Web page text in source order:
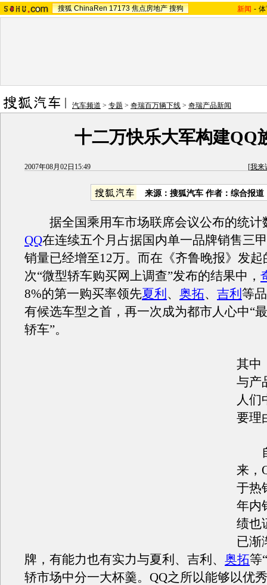
搜狐 ChinaRen 17173 焦点房地产 搜狗 新闻 -
汽车频道 > 专题 > 奇瑞百万辆下线 > 奇瑞产品新闻
十二万快乐大军构建QQ
2007年08月02日15:49 [我来
来源：搜狐汽车 作者：综合报道
据全国乘用车市场联席会议公布的统计
QQ在连续五个月占据国内单一品牌销售三
销量已经增至12万。而在《齐鲁晚报》发起
次“微型轿车购买网上调查”发布的结果中，
8%的第一购买率领先夏利 、 奥拓、 吉利 等
有候选车型之首，再一次成为都市人心中“
轿车”。
其中
与产
人们
要理
自
来，
于热
年内
绩也
已渐
牌，有能力也有实力与夏利、吉利、 奥拓等
轿市场中分一大杯羹。QQ之所以能够以优